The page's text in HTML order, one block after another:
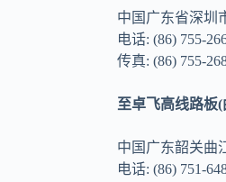
中国广东省深圳
电话: (86) 755-
传真: (86) 755-
至卓飞高线路板
中国广东韶关曲
电话: (86) 751-